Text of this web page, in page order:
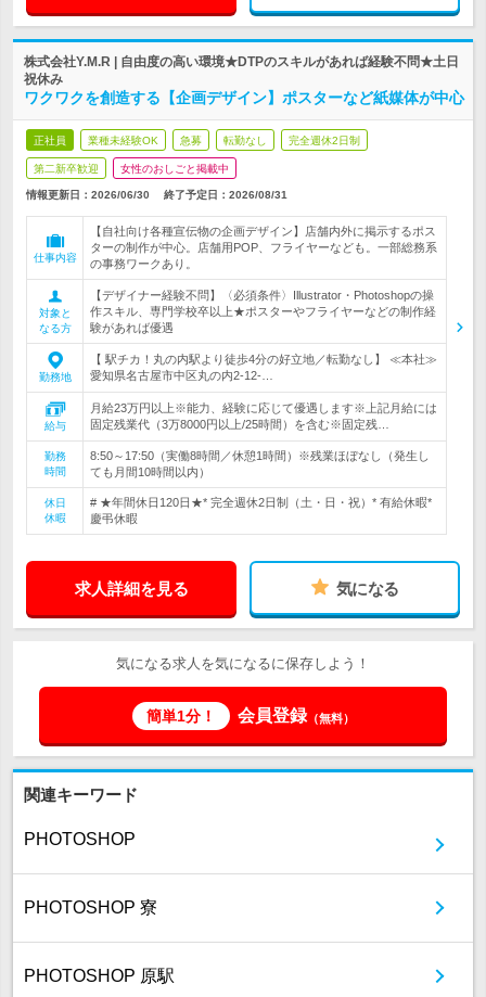
株式会社Y.M.R | 自由度の高い環境★DTPのスキルがあれば経験不問★土日
祝休み
ワクワクを創造する【企画デザイン】ポスターなど紙媒体が中心
正社員 業種未経験OK 急募 転勤なし 完全週休2日制
第二新卒歓迎 女性のおしごと掲載中
情報更新日：2026/06/30 終了予定日： 2026/08/31
仕事内容
【自社向け各種宣伝物の企画デザイン】店舗内外に掲示するポス
ターの制作が中心。店舗用POP、フライヤーなども。一部総務系
の事務ワークあり。
対象と
なる方
【デザイナー経験不問】〈必須条件〉Illustrator・Photoshopの操
作スキル、専門学校卒以上★ポスターやフライヤーなどの制作経
験があれば優遇
勤務地
【 駅チカ！丸の内駅より徒歩4分の好立地／転勤なし】 ≪本社≫
愛知県名古屋市中区丸の内2-12-…
給与
月給23万円以上※能力、経験に応じて優遇します※上記月給には
固定残業代（3万8000円以上/25時間）を含む※固定残…
勤務
時間
8:50～17:50（実働8時間／休憩1時間）※残業ほぼなし（発生し
ても月間10時間以内）
休日
休暇
# ★年間休日120日★* 完全週休2日制（土・日・祝）* 有給休暇*
慶弔休暇
求人詳細を見る 気になる
気になる求人を気になるに保存しよう！
簡単1分！ 会員登録（無料）
関連キーワード
PHOTOSHOP
PHOTOSHOP 寮
PHOTOSHOP 原駅